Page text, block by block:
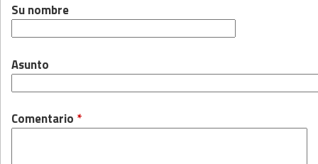
Su nombre
Asunto
Comentario *